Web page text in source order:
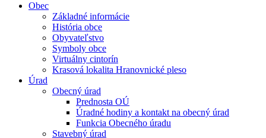
Obec
Základné informácie
História obce
Obyvateľstvo
Symboly obce
Virtuálny cintorín
Krasová lokalita Hranovnické pleso
Úrad
Obecný úrad
Prednosta OÚ
Úradné hodiny a kontakt na obecný úrad
Funkcia Obecného úradu
Stavebný úrad